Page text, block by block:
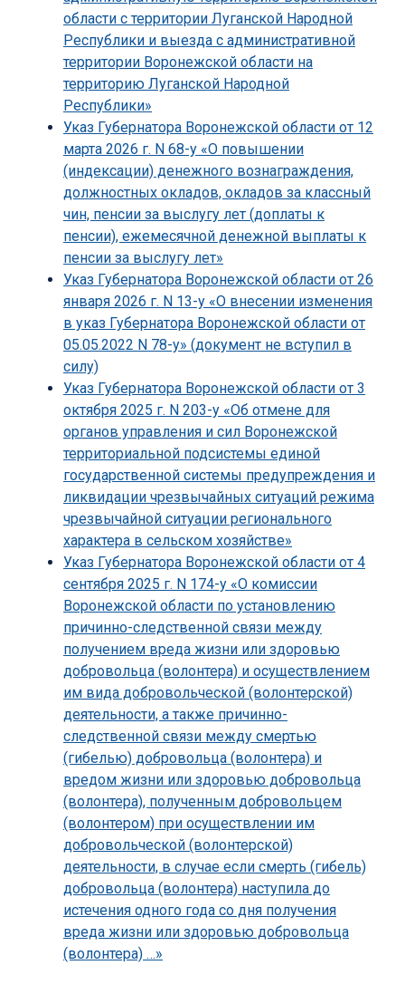
области с территории Луганской Народной
Республики и выезда с административной
территории Воронежской области на
территорию Луганской Народной
Республики»
Указ Губернатора Воронежской области от 12
марта 2026 г. N 68-у «О повышении
(индексации) денежного вознаграждения,
должностных окладов, окладов за классный
чин, пенсии за выслугу лет (доплаты к
пенсии), ежемесячной денежной выплаты к
пенсии за выслугу лет»
Указ Губернатора Воронежской области от 26
января 2026 г. N 13-у «О внесении изменения
в указ Губернатора Воронежской области от
05.05.2022 N 78-у» (документ не вступил в
силу)
Указ Губернатора Воронежской области от 3
октября 2025 г. N 203-у «Об отмене для
органов управления и сил Воронежской
территориальной подсистемы единой
государственной системы предупреждения и
ликвидации чрезвычайных ситуаций режима
чрезвычайной ситуации регионального
характера в сельском хозяйстве»
Указ Губернатора Воронежской области от 4
сентября 2025 г. N 174-у «О комиссии
Воронежской области по установлению
причинно-следственной связи между
получением вреда жизни или здоровью
добровольца (волонтера) и осуществлением
им вида добровольческой (волонтерской)
деятельности, а также причинно-
следственной связи между смертью
(гибелью) добровольца (волонтера) и
вредом жизни или здоровью добровольца
(волонтера), полученным добровольцем
(волонтером) при осуществлении им
добровольческой (волонтерской)
деятельности, в случае если смерть (гибель)
добровольца (волонтера) наступила до
истечения одного года со дня получения
вреда жизни или здоровью добровольца
(волонтера) …»